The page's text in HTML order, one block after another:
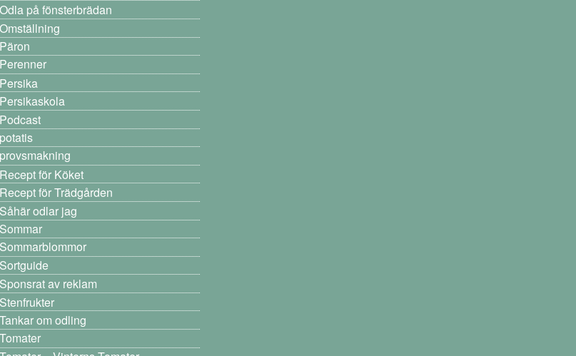
Odla på fönsterbrädan
Omställning
Päron
Perenner
Persika
Persikaskola
Podcast
potatis
provsmakning
Recept för Köket
Recept för Trädgården
Såhär odlar jag
Sommar
Sommarblommor
Sortguide
Sponsrat av reklam
Stenfrukter
Tankar om odling
Tomater